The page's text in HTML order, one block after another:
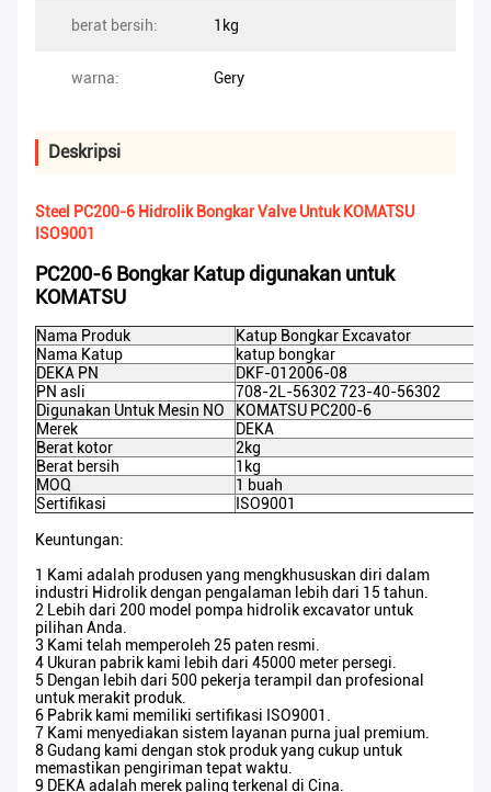
berat bersih: 1kg
warna: Gery
Deskripsi
Steel PC200-6 Hidrolik Bongkar Valve Untuk KOMATSU
ISO9001
PC200-6 Bongkar Katup digunakan untuk
KOMATSU
Nama Produk
Katup Bongkar Excavator
Nama Katup
katup bongkar
DEKA PN
DKF-012006-08
PN asli
708-2L-56302 723-40-56302
Digunakan Untuk Mesin NO
KOMATSU PC200-6
Merek
DEKA
Berat kotor
2kg
Berat bersih
1kg
MOQ
1 buah
Sertifikasi
ISO9001
Keuntungan:
1 Kami adalah produsen yang mengkhususkan diri dalam
industri Hidrolik dengan pengalaman lebih dari 15 tahun.
2 Lebih dari 200 model pompa hidrolik excavator untuk
pilihan Anda.
3 Kami telah memperoleh 25 paten resmi.
4 Ukuran pabrik kami lebih dari 45000 meter persegi.
5 Dengan lebih dari 500 pekerja terampil dan profesional
untuk merakit produk.
6 Pabrik kami memiliki sertifikasi ISO9001.
7 Kami menyediakan sistem layanan purna jual premium.
8 Gudang kami dengan stok produk yang cukup untuk
memastikan pengiriman tepat waktu.
9 DEKA adalah merek paling terkenal di Cina.